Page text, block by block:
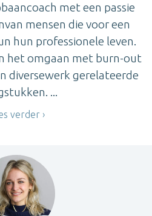
met een passie
mensen die voor een
hun professionele leven.
het omgaan met burn-out
diversewerk gerelateerde
...
verder